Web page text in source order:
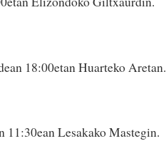
18:00etan Huarteko Aretan.
11:30ean Lesakako Mastegin.